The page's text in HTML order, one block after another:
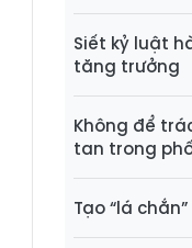
Siết kỷ luật
tăng trưởng
Không để
tan trong
Tạo “lá